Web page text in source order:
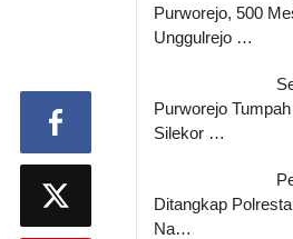
Purworejo, 500
Unggulrejo …
Purworejo
Silekor …
Ditangkap
Na…